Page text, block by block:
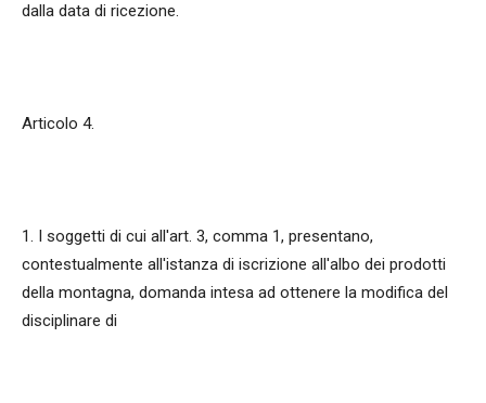
dalla data di ricezione.
Articolo 4.
1. I soggetti di cui all'art. 3, comma 1, presentano,
contestualmente all'istanza di iscrizione all'albo dei prodotti
della montagna, domanda intesa ad ottenere la modifica del
disciplinare di